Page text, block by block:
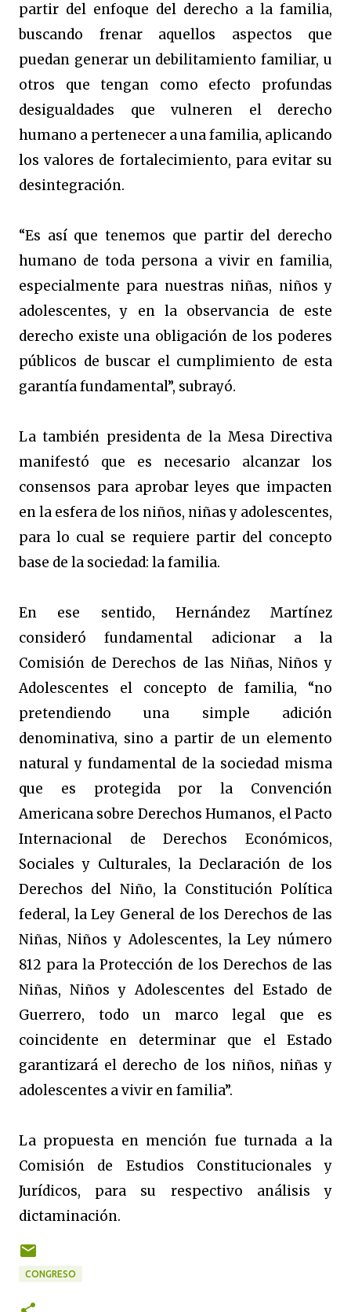
partir del enfoque del derecho a la familia,
buscando frenar aquellos aspectos que
puedan generar un debilitamiento familiar, u
otros que tengan como efecto profundas
desigualdades que vulneren el derecho
humano a pertenecer a una familia, aplicando
los valores de fortalecimiento, para evitar su
desintegración.
“Es así que tenemos que partir del derecho
humano de toda persona a vivir en familia,
especialmente para nuestras niñas, niños y
adolescentes, y en la observancia de este
derecho existe una obligación de los poderes
públicos de buscar el cumplimiento de esta
garantía fundamental”, subrayó.
La también presidenta de la Mesa Directiva
manifestó que es necesario alcanzar los
consensos para aprobar leyes que impacten
en la esfera de los niños, niñas y adolescentes,
para lo cual se requiere partir del concepto
base de la sociedad: la familia.
En ese sentido, Hernández Martínez
consideró fundamental adicionar a la
Comisión de Derechos de las Niñas, Niños y
Adolescentes el concepto de familia, “no
pretendiendo una simple adición
denominativa, sino a partir de un elemento
natural y fundamental de la sociedad misma
que es protegida por la Convención
Americana sobre Derechos Humanos, el Pacto
Internacional de Derechos Económicos,
Sociales y Culturales, la Declaración de los
Derechos del Niño, la Constitución Política
federal, la Ley General de los Derechos de las
Niñas, Niños y Adolescentes, la Ley número
812 para la Protección de los Derechos de las
Niñas, Niños y Adolescentes del Estado de
Guerrero, todo un marco legal que es
coincidente en determinar que el Estado
garantizará el derecho de los niños, niñas y
adolescentes a vivir en familia”.
La propuesta en mención fue turnada a la
Comisión de Estudios Constitucionales y
Jurídicos, para su respectivo análisis y
dictaminación.
CONGRESO